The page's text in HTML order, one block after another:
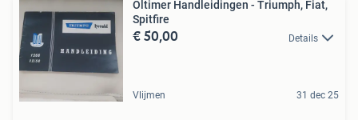
Oltimer Handleidingen - Triumph, Fiat,
Spitfire
€ 50,00 Details
Vlijmen 31 dec 25